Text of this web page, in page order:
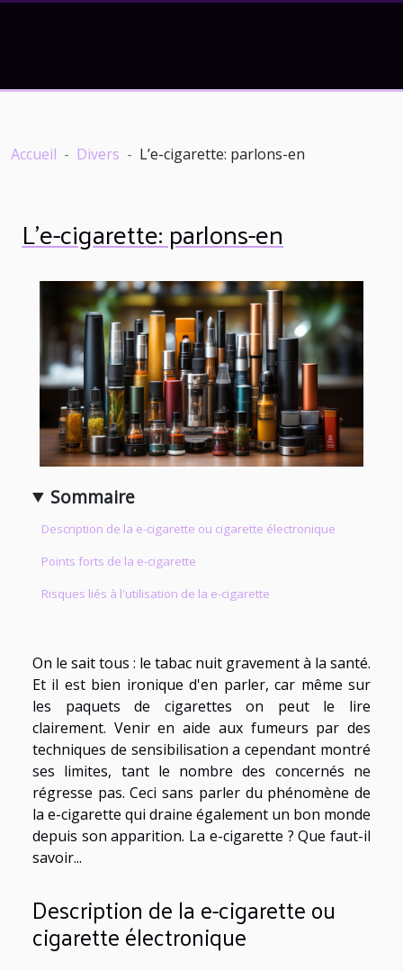
Accueil Divers L’e-cigarette: parlons-en
L’e-cigarette: parlons-en
Sommaire
Description de la e-cigarette ou cigarette électronique
Points forts de la e-cigarette
Risques liés à l'utilisation de la e-cigarette
On le sait tous : le tabac nuit gravement à la santé.
Et il est bien ironique d'en parler, car même sur
les paquets de cigarettes on peut le lire
clairement. Venir en aide aux fumeurs par des
techniques de sensibilisation a cependant montré
ses limites, tant le nombre des concernés ne
régresse pas. Ceci sans parler du phénomène de
la e-cigarette qui draine également un bon monde
depuis son apparition. La e-cigarette ? Que faut-il
savoir...
Description de la e-cigarette ou
cigarette électronique